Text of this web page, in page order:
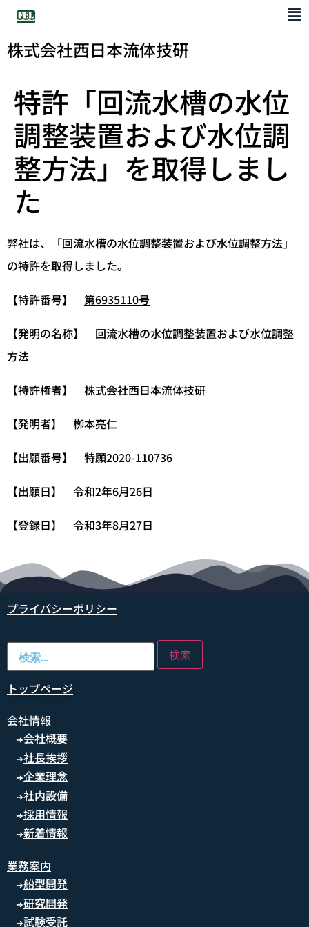
株式会社西日本流体技研
特許「回流水槽の水位
調整装置および水位調
整方法」を取得しまし
た
弊社は、「回流水槽の水位調整装置および水位調整方法」
の特許を取得しました。
【特許番号】 第6935110号
【発明の名称】 回流水槽の水位調整装置および水位調整
方法
【特許権者】 株式会社西日本流体技研
【発明者】 栁本亮仁
【出願番号】 特願2020-110736
【出願日】 令和2年6月26日
【登録日】 令和3年8月27日
プライバシーポリシー
トップページ
会社情報
➜会社概要
➜社長挨拶
➜企業理念
➜社内設備
➜採用情報
➜新着情報
業務案内
➜船型開発
➜研究開発
➜試験受託